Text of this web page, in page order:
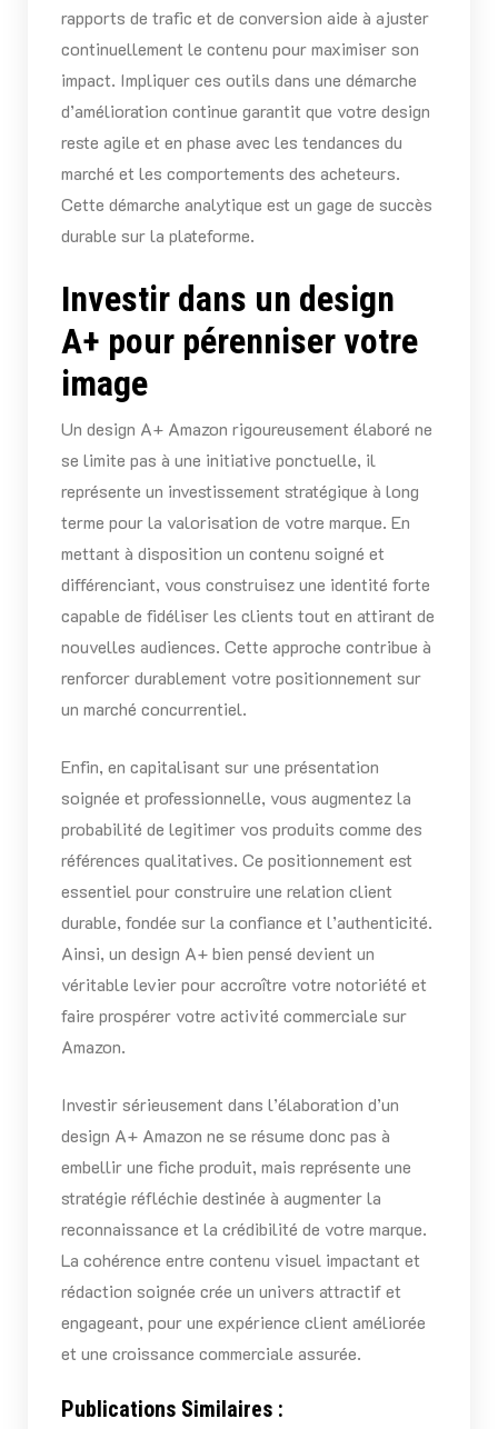
rapports de trafic et de conversion aide à ajuster
continuellement le contenu pour maximiser son
impact. Impliquer ces outils dans une démarche
d’amélioration continue garantit que votre design
reste agile et en phase avec les tendances du
marché et les comportements des acheteurs.
Cette démarche analytique est un gage de succès
durable sur la plateforme.
Investir dans un design
A+ pour pérenniser votre
image
Un design A+ Amazon rigoureusement élaboré ne
se limite pas à une initiative ponctuelle, il
représente un investissement stratégique à long
terme pour la valorisation de votre marque. En
mettant à disposition un contenu soigné et
différenciant, vous construisez une identité forte
capable de fidéliser les clients tout en attirant de
nouvelles audiences. Cette approche contribue à
renforcer durablement votre positionnement sur
un marché concurrentiel.
Enfin, en capitalisant sur une présentation
soignée et professionnelle, vous augmentez la
probabilité de legitimer vos produits comme des
références qualitatives. Ce positionnement est
essentiel pour construire une relation client
durable, fondée sur la confiance et l’authenticité.
Ainsi, un design A+ bien pensé devient un
véritable levier pour accroître votre notoriété et
faire prospérer votre activité commerciale sur
Amazon.
Investir sérieusement dans l’élaboration d’un
design A+ Amazon ne se résume donc pas à
embellir une fiche produit, mais représente une
stratégie réfléchie destinée à augmenter la
reconnaissance et la crédibilité de votre marque.
La cohérence entre contenu visuel impactant et
rédaction soignée crée un univers attractif et
engageant, pour une expérience client améliorée
et une croissance commerciale assurée.
Publications Similaires :